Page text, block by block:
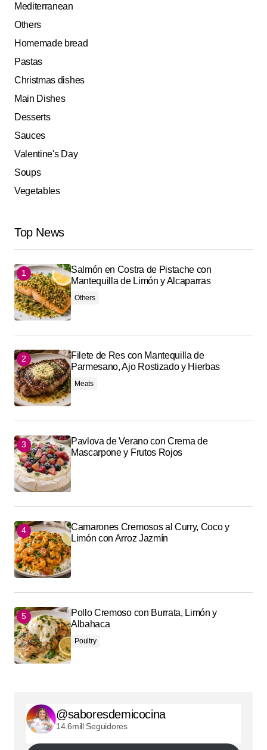
Mediterranean
Others
Homemade bread
Pastas
Christmas dishes
Main Dishes
Desserts
Sauces
Valentine's Day
Soups
Vegetables
Top News
Salmón en Costra de Pistache con
Mantequilla de Limón y Alcaparras
Others
Filete de Res con Mantequilla de
Parmesano, Ajo Rostizado y Hierbas
Meats
Pavlova de Verano con Crema de
Mascarpone y Frutos Rojos
Camarones Cremosos al Curry, Coco y
Limón con Arroz Jazmín
Pollo Cremoso con Burrata, Limón y
Albahaca
Poultry
@saboresdemicocina
14.6mill Seguidores